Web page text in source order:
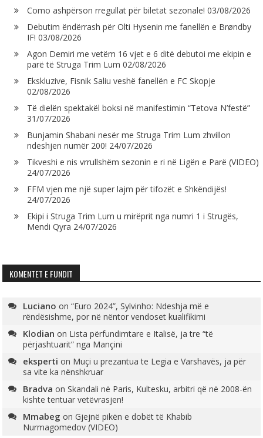
Como ashpërson rregullat për biletat sezonale! 03/08/2026
Debutim ëndërrash për Olti Hysenin me fanellën e Brøndby
IF! 03/08/2026
Agon Demiri me vetëm 16 vjet e 6 ditë debutoi me ekipin e
parë të Struga Trim Lum 02/08/2026
Ekskluzive, Fisnik Saliu veshë fanellën e FC Skopje
02/08/2026
Të dielën spektakël boksi në manifestimin “Tetova N’festë”
31/07/2026
Bunjamin Shabani nesër me Struga Trim Lum zhvillon
ndeshjen numër 200! 24/07/2026
Tikveshi e nis vrrullshëm sezonin e ri në Ligën e Parë (VIDEO)
24/07/2026
FFM vjen me një super lajm për tifozët e Shkëndijës!
24/07/2026
Ekipi i Struga Trim Lum u mirëprit nga numri 1 i Strugës,
Mendi Qyra 24/07/2026
KOMENTET E FUNDIT
Luciano on“Euro 2024”, Sylvinho: Ndeshja më e
rëndësishme, por në nëntor vendoset kualifikimi
Klodian on Lista përfundimtare e Italisë, ja tre “të
përjashtuarit” nga Mançini
eksperti on Muçi u prezantua te Legia e Varshavës, ja për
sa vite ka nënshkruar
Bradva onSkandali në Paris, Kultesku, arbitri që në 2008-ën
kishte tentuar vetëvrasjen!
Mmabeg onGjejnë pikën e dobët të Khabib
Nurmagomedov (VIDEO)